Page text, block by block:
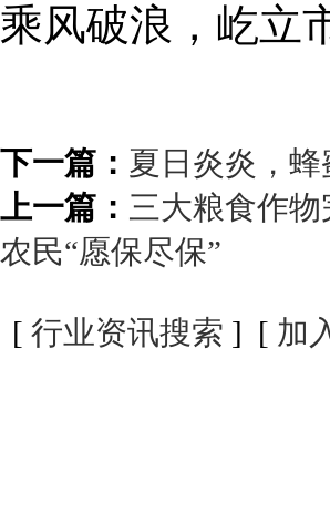
乘风破浪，屹立
下一篇： 夏日炎炎，
上一篇： 三大粮食作
农民“愿保尽保”
[ 行业资讯搜索 ] [ 加